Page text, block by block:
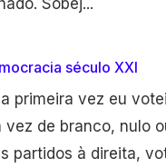
Sobej...
século XXI
primeira vez eu
vez de branco, nulo
partidos à direita,